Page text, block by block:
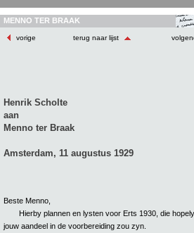
MENNO TER BRAAK
vorige terug naar lijst
Henrik Scholte
aan
Menno ter Braak
Amsterdam, 11 augustus 1929
Beste Menno,
Hierby plannen en lysten voor Erts 1930, die
jouw aandeel in de voorbereiding zou zyn.